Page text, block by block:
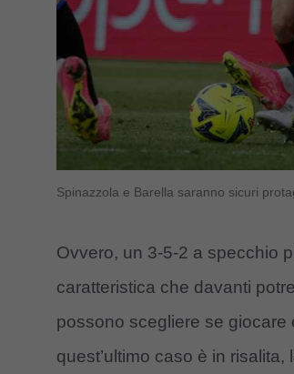
Spinazzola e Barella saranno sicuri
Ovvero, un 3-5-2 a specchio
caratteristica che davanti
possono scegliere se giocare
quest’ultimo caso è in risalita,